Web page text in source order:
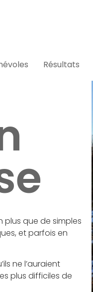
Résultats
plus que de simples
et parfois en
ne l’auraient
plus difficiles de